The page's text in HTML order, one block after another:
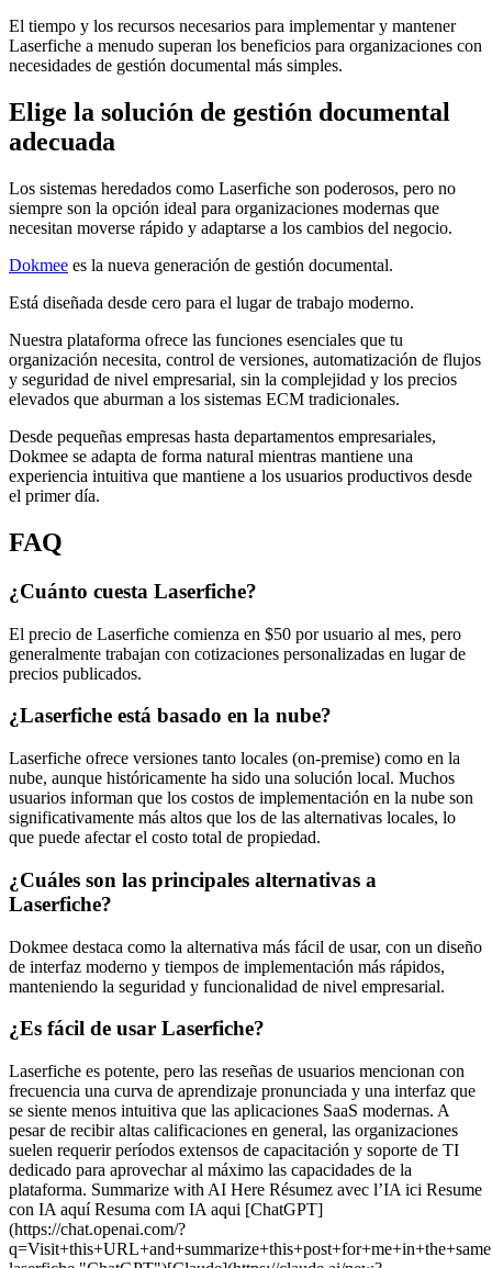
El tiempo y los recursos necesarios para implementar y mantener
Laserfiche a menudo superan los beneficios para organizaciones con
necesidades de gestión documental más simples.
Elige la solución de gestión documental
adecuada
Los sistemas heredados como Laserfiche son poderosos, pero no
siempre son la opción ideal para organizaciones modernas que
necesitan moverse rápido y adaptarse a los cambios del negocio.
Dokmee es la nueva generación de gestión documental.
Está diseñada desde cero para el lugar de trabajo moderno.
Nuestra plataforma ofrece las funciones esenciales que tu
organización necesita, control de versiones, automatización de flujos
y seguridad de nivel empresarial, sin la complejidad y los precios
elevados que aburman a los sistemas ECM tradicionales.
Desde pequeñas empresas hasta departamentos empresariales,
Dokmee se adapta de forma natural mientras mantiene una
experiencia intuitiva que mantiene a los usuarios productivos desde
el primer día.
FAQ
¿Cuánto cuesta Laserfiche?
El precio de Laserfiche comienza en $50 por usuario al mes, pero
generalmente trabajan con cotizaciones personalizadas en lugar de
precios publicados.
¿Laserfiche está basado en la nube?
Laserfiche ofrece versiones tanto locales (on-premise) como en la
nube, aunque históricamente ha sido una solución local. Muchos
usuarios informan que los costos de implementación en la nube son
significativamente más altos que los de las alternativas locales, lo
que puede afectar el costo total de propiedad.
¿Cuáles son las principales alternativas a
Laserfiche?
Dokmee destaca como la alternativa más fácil de usar, con un diseño
de interfaz moderno y tiempos de implementación más rápidos,
manteniendo la seguridad y funcionalidad de nivel empresarial.
¿Es fácil de usar Laserfiche?
Laserfiche es potente, pero las reseñas de usuarios mencionan con
frecuencia una curva de aprendizaje pronunciada y una interfaz que
se siente menos intuitiva que las aplicaciones SaaS modernas. A
pesar de recibir altas calificaciones en general, las organizaciones
suelen requerir períodos extensos de capacitación y soporte de TI
dedicado para aprovechar al máximo las capacidades de la
plataforma. Summarize with AI Here Résumez avec l’IA ici Resume
con IA aquí Resuma com IA aqui [ChatGPT]
(https://chat.openai.com/?